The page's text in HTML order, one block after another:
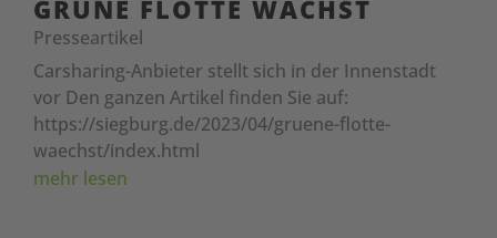
GRÜNE FLOTTE WÄCHST
Presseartikel
Carsharing-Anbieter stellt sich in der Innenstadt
vor Den ganzen Artikel finden Sie auf:
https://siegburg.de/2023/04/gruene-flotte-
waechst/index.html
mehr lesen